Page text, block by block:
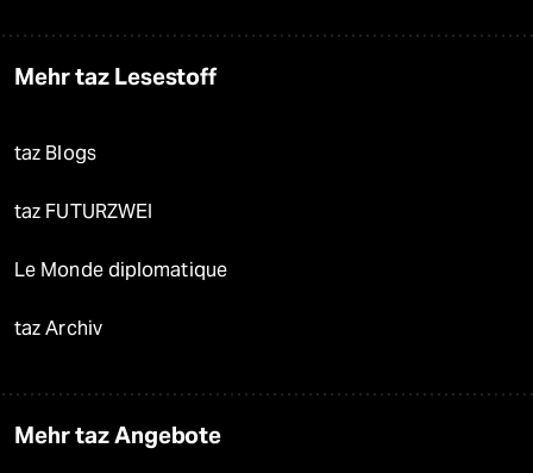
Mehr taz Lesestoff
taz Blogs
taz FUTURZWEI
Le Monde diplomatique
taz Archiv
Mehr taz Angebote